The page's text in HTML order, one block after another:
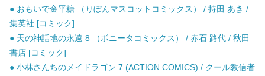
● おもいで金平糖 （りぼんマスコットコミックス） / 持田 あき /
集英社 [コミック]
● 天の神話地の永遠 8 （ボニータコミックス） / 赤石 路代 / 秋田
書店 [コミック]
● 小林さんちのメイドラゴン 7 (ACTION COMICS) / クール教信者